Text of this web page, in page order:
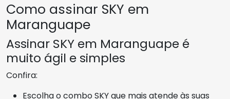
Como assinar SKY em
Maranguape
Assinar SKY em Maranguape é
muito ágil e simples
Confira:
Escolha o combo SKY que mais atende às suas